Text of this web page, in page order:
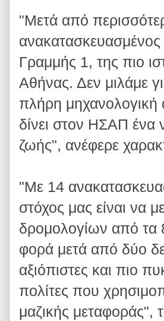
"Μετά από
ανακατασκευασμένος
Γραμμής 1, της πιο
Αθήνας. Δεν μιλάμε
πλήρη μηχανολογική
δίνει στον ΗΣΑΠ ένα
ζωής", ανέφερε
"Με 14
στόχος μας είναι να
δρομολογίων από τα
φορά μετά από δύο
αξιόπιστες και πιο
πολίτες που
μαζικής μεταφοράς",